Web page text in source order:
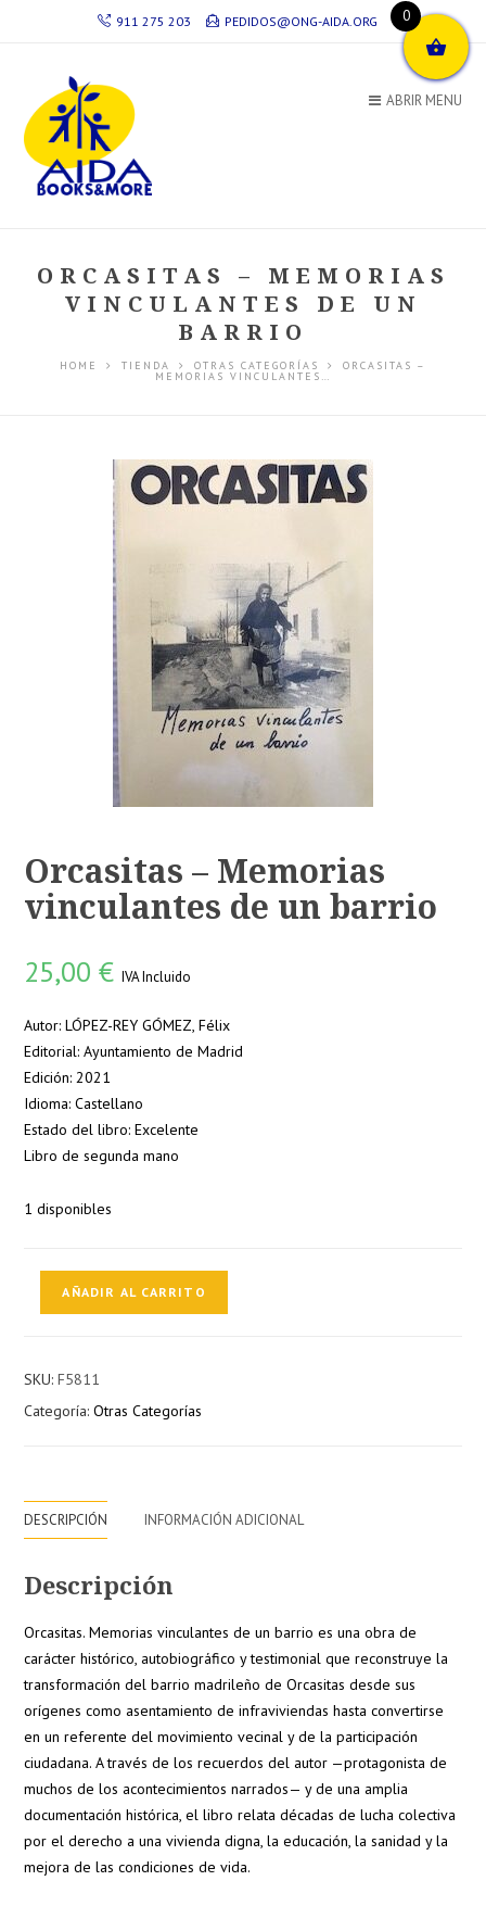
911 275 203 PEDIDOS@ONG-AIDA.ORG
ABRIR MENU
ORCASITAS – MEMORIAS
VINCULANTES DE UN
BARRIO
HOME TIENDA OTRAS CATEGORÍAS ORCASITAS –
MEMORIAS VINCULANTES…
Orcasitas – Memorias
vinculantes de un barrio
25,00€ IVA Incluido
Autor: LÓPEZ-REY GÓMEZ, Félix
Editorial: Ayuntamiento de Madrid
Edición: 2021
Idioma: Castellano
Estado del libro: Excelente
Libro de segunda mano
1 disponibles
Orcasitas
de
un
AÑADIR AL CARRITO
SKU:F5811
Categoría:Otras Categorías
DESCRIPCIÓN INFORMACIÓN ADICIONAL
Descripción
Orcasitas. Memorias vinculantes de un barrio es una obra de
carácter histórico, autobiográfico y testimonial que reconstruye la
transformación del barrio madrileño de Orcasitas desde sus
orígenes como asentamiento de infraviviendas hasta convertirse
en un referente del movimiento vecinal y de la participación
ciudadana. A través de los recuerdos del autor —protagonista de
muchos de los acontecimientos narrados— y de una amplia
documentación histórica, el libro relata décadas de lucha colectiva
por el derecho a una vivienda digna, la educación, la sanidad y la
mejora de las condiciones de vida.
0